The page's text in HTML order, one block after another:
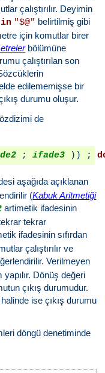
çalıştırılır. Deyimin
in "$@" belirtilmiş gibi
için komutlar birer
bölümüne
çalıştırılan son
edilememişse bir
durumu oluşur.
de
; ifade3 )) ;
aşağıda açıklanan
(Kabuk Aritmetiği
artimetik ifadesinin
tekrar
ifadesinin sıfırdan
çalıştırılır ve
Verilmeyen
Dönüş değeri
çıkış durumudur.
ise çıkış durumu
döngü denetiminde